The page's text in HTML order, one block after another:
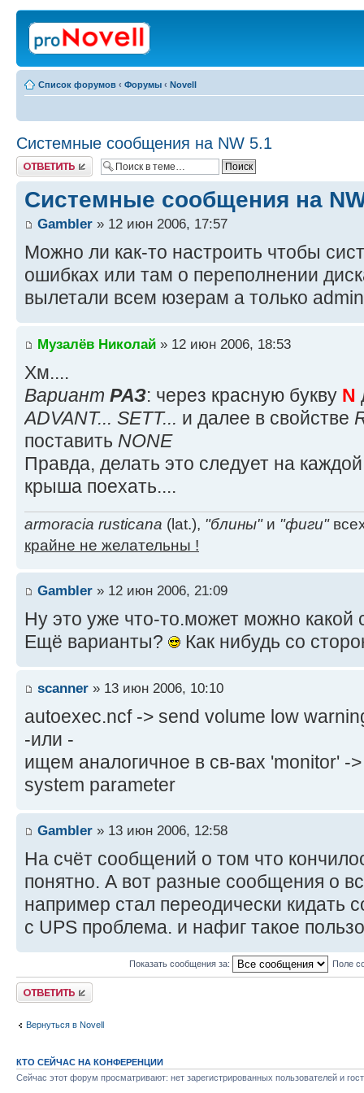
Список форумов ‹ Форумы ‹ Novell
Системные сообщения на NW 5.1
Ответить
Системные сообщения на
Gambler » 12 июн 2006, 17:57
Можно ли как-то настроить чтобы
ошибках или там о переполнении
вылетали всем юзерам а только
Музалёв Николай » 12 июн 2006, 18:53
Хм....
Вариант РАЗ: через красную букву N
ADVANT... SETT... и далее в свойстве
поставить NONE
Правда, делать это следует на
крыша поехать....
armoracia rusticana (lat.), "блины"и "фиги"
крайне не желательны !
Gambler » 12 июн 2006, 21:09
Ну это уже что-то.может можно какой
Ещё варианты?
Как нибудь со
scanner » 13 июн 2006, 10:10
autoexec.ncf -> send volume low
-или -
ищем аналогичное в св-вах 'monitor' -
system parameter
Gambler » 13 июн 2006, 12:58
На счёт сообщений о том что
понятно. А вот разные сообщения о
например стал переодически кидать
с UPS проблема. и нафиг такое
Показать сообщения за: Поле
Ответить
Вернуться в Novell
КТО СЕЙЧАС НА КОНФЕРЕНЦИИ
Сейчас этот форум просматривают: нет зарегистрированных пользователей и